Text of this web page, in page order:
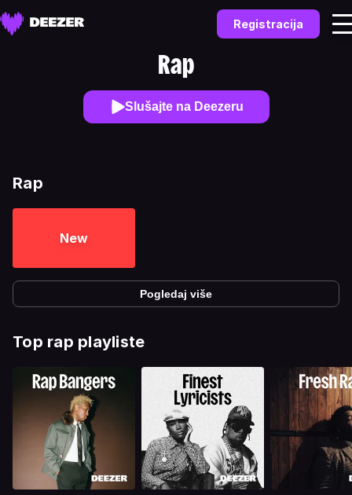
Registracija
Rap
Slušajte na Deezeru
Rap
New
Pogledaj više
Top rap playliste